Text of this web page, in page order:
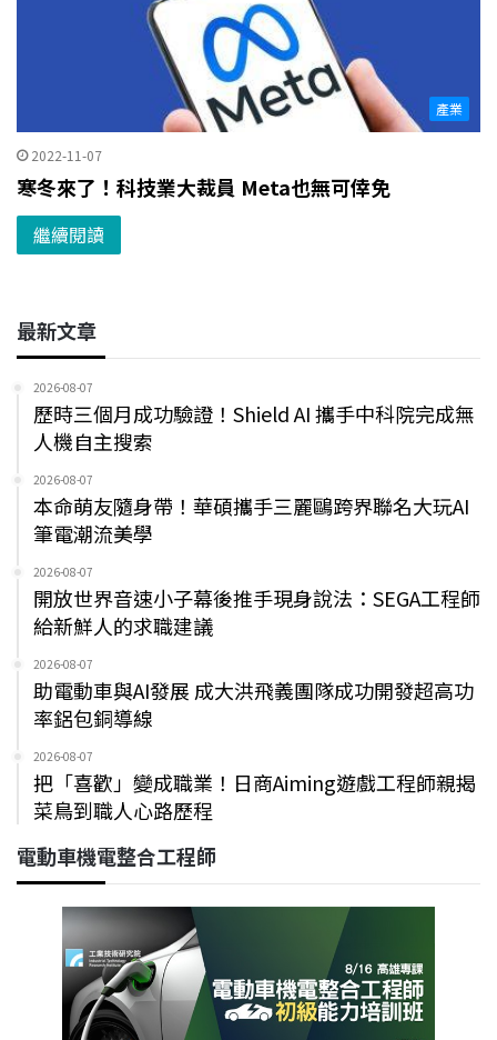
產業
2022-11-07
寒冬來了！科技業大裁員 Meta也無可倖免
繼續閱讀
最新文章
2026-08-07
歷時三個月成功驗證！Shield AI 攜手中科院完成無
人機自主搜索
2026-08-07
本命萌友隨身帶！華碩攜手三麗鷗跨界聯名大玩AI
筆電潮流美學
2026-08-07
開放世界音速小子幕後推手現身說法：SEGA工程師
給新鮮人的求職建議
2026-08-07
助電動車與AI發展 成大洪飛義團隊成功開發超高功
率鋁包銅導線
2026-08-07
把「喜歡」變成職業！日商Aiming遊戲工程師親揭
菜鳥到職人心路歷程
電動車機電整合工程師